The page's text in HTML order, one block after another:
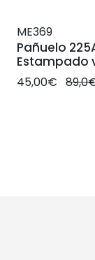
ME369
Pañuelo
Estampado
45,00€